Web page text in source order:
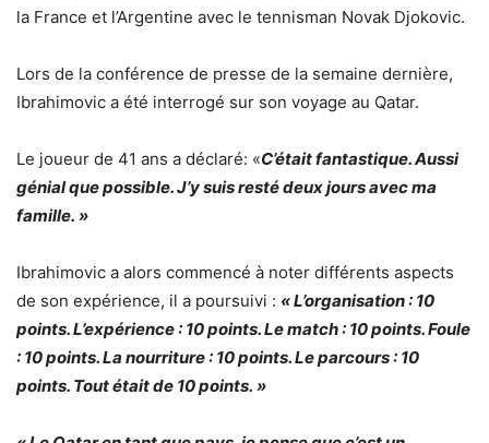
la France et l’Argentine avec le tennisman Novak Djokovic.
Lors de la conférence de presse de la semaine dernière,
Ibrahimovic a été interrogé sur son voyage au Qatar.
Le joueur de 41 ans a déclaré: «C’était fantastique. Aussi
génial que possible. J’y suis resté deux jours avec ma
famille. »
Ibrahimovic a alors commencé à noter différents aspects
de son expérience, il a poursuivi : « L’organisation : 10
points. L’expérience : 10 points. Le match : 10 points. Foule
: 10 points. La nourriture : 10 points. Le parcours : 10
points. Tout était de 10 points. »